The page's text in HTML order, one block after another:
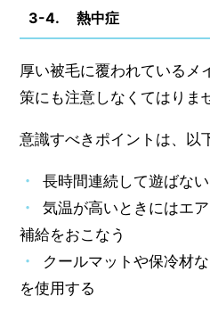
3-4. 熱中症
厚い被毛に覆われているメ
策にも注意しなくてはりま
意識すべきポイントは、以
長時間連続して遊ばな
気温が高いときにはエ
補給をおこなう
クールマットや保冷材
を使用する